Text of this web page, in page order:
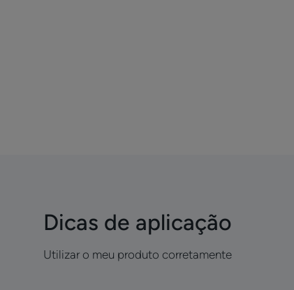
Dicas de aplicação
Utilizar o meu produto corretamente